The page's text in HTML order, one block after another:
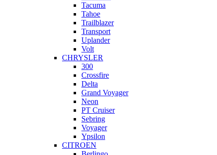
Tacuma
Tahoe
Trailblazer
Transport
Uplander
Volt
CHRYSLER
300
Crossfire
Delta
Grand Voyager
Neon
PT Cruiser
Sebring
Voyager
Ypsilon
CITROEN